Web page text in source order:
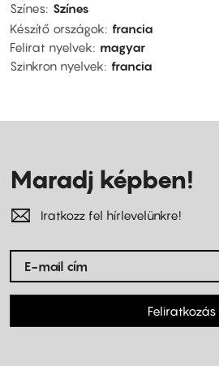
Színes Színes
Készítő országok francia
Felirat nyelvek
magyar
Szinkron nyelvek francia
Maradj képben!
Iratkozz fel hírlevelünkre!
Feliratkozás